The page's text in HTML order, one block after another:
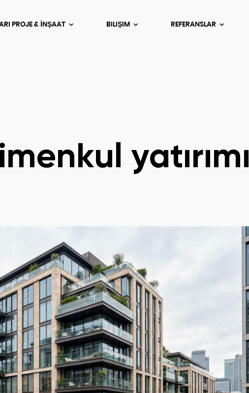
PROJE & İNŞAAT BILIŞIM REFERANSLAR
yatırımı